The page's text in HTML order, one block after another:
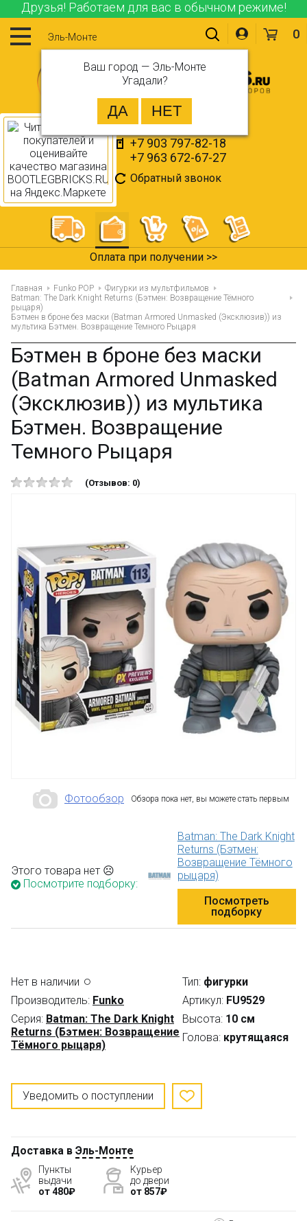
Друзья! Работаем для вас в обычном режиме!
Эль-Монте
Ваш город — Эль-Монте
Угадали?
+7 903 797-82-18
+7 963 672-67-27
Обратный звонок
0
365 дней на возврат >>
Главная Funko POP
Фигурки из мультфильмов
Batman: The Dark Knight Returns (Бэтмен: Возвращение Тёмного
рыцаря)
Бэтмен в броне без маски (Batman Armored Unmasked (Эксклюзив)) из
мультика Бэтмен. Возвращение Темного Рыцаря
Бэтмен в броне без маски
(Batman Armored Unmasked
(Эксклюзив)) из мультика
Бэтмен. Возвращение
Темного Рыцаря
(Отзывов: 0)
Фотообзор Обзора пока нет, вы можете стать первым
Этого товара нет ☹
Посмотрите подборку:
Batman: The Dark Knight
Returns (Бэтмен:
Возвращение Тёмного
рыцаря)
Посмотреть
подборку
Нет в наличии
Производитель: Funko
Серия: Batman: The Dark Knight
Returns (Бэтмен: Возвращение
Тёмного рыцаря)
Тип: фигурки
Артикул: FU9529
Высота: 10 см
Голова: крутящаяся
Уведомить о поступлении
Доставка в Эль-Монте
Пункты
выдачи
от 480₽
Курьер
до двери
от 857₽